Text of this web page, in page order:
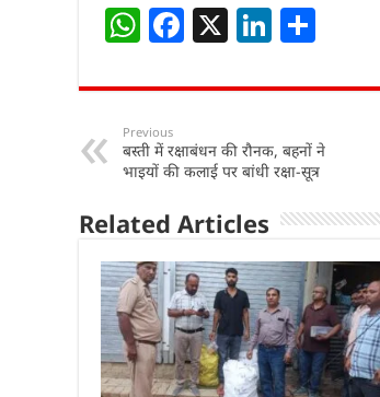
W
at
s
A
p
F
c
b
o
k
X Li
k
dI
n
ar
e
Previous
बस्ती में रक्षाबंधन की रौनक, बहनों ने
भाइयों की कलाई पर बांधी रक्षा-सूत्र
Related Articles